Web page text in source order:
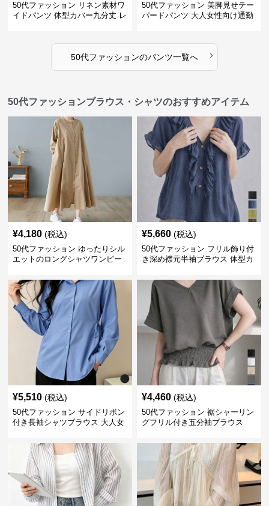
50代ファッション リネン素材ワ
イドパンツ 体型カバー九分丈 レ
50代ファッション 美脚見せテー
パードパンツ 大人女性向け通勤
50代ファッションのパンツ一覧へ ›
50代ファッションブラウス・シャツのおすすめアイテム
¥4,180 (税込)
50代ファッション ゆったりシル
エットのロングシャツワンピー
¥5,660 (税込)
50代ファッション フリル飾り付
き深め襟元半袖ブラウス 体型カ
¥5,510 (税込)
50代ファッション サイドリボン
付き長袖シャツブラウス 大人女
¥4,460 (税込)
50代ファッション 裾シャーリン
グフリル付き五分袖ブラウス